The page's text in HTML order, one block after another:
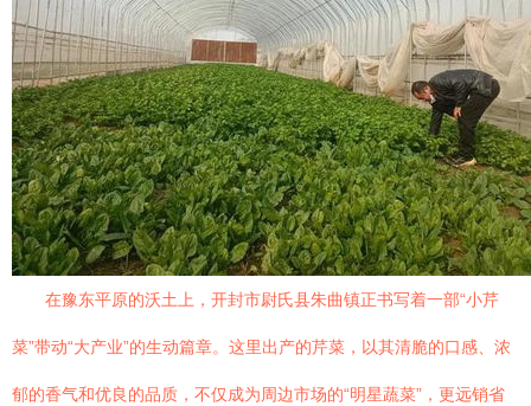
在豫东平原的沃土上，开封市尉氏县朱曲镇正书写着一部“小芹
菜”带动“大产业”的生动篇章。这里出产的芹菜，以其清脆的口感、浓
郁的香气和优良的品质，不仅成为周边市场的“明星蔬菜”，更远销省